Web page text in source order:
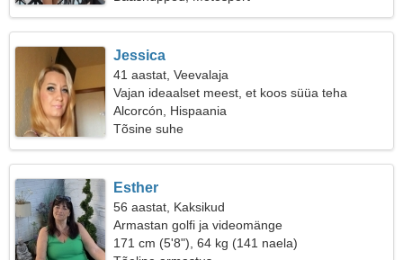
Jessica
41 aastat, Veevalaja
Vajan ideaalset meest, et koos süüa teha
Alcorcón, Hispaania
Tõsine suhe
Esther
56 aastat, Kaksikud
Armastan golfi ja videomänge
171 cm (5'8"), 64 kg (141 naela)